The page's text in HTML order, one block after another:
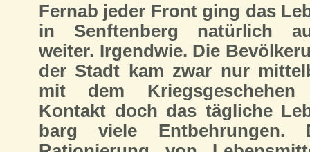
Fernab jeder Front ging das
in Senftenberg natürlich
weiter. Irgendwie. Die
der Stadt kam zwar nur
mit dem
Kontakt doch das tägliche
barg viele Entbehrungen.